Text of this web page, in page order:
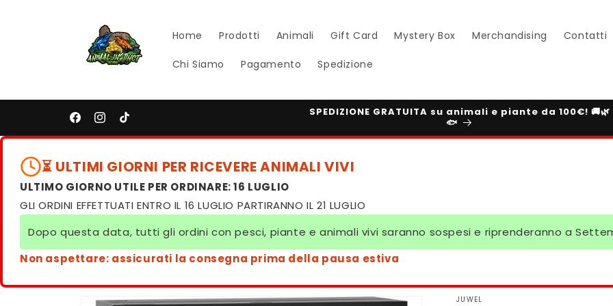
Home Prodotti Animali Gift Card Mystery Box Merchandising Contatti
Chi Siamo Pagamento Spedizione
FacebookInstagram
TikTok
SPEDIZIONE GRATUITA su animali e piante da 100€! 🚚🌿
🐟
⏳ ULTIMI GIORNI PER RICEVERE ANIMALI VIVI
ULTIMO GIORNO UTILE PER ORDINARE: 16 LUGLIO
GLI ORDINI EFFETTUATI ENTRO IL 16 LUGLIO PARTIRANNO IL 21 LUGLIO
Dopo questa data, tutti gli ordini con pesci, piante e animali vivi saranno sospesi e riprenderanno a
Non aspettare: assicurati la consegna prima della pausa estiva
Passa alle
JUWEL